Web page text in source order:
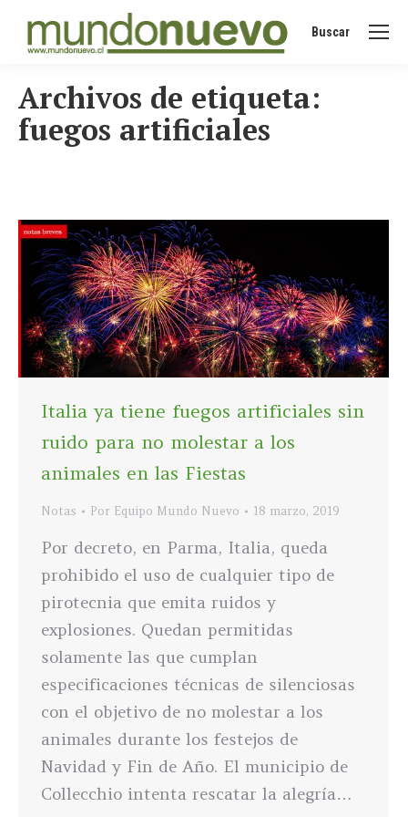
Buscar:
Buscar
Archivos de etiqueta:
fuegos artificiales
Italia ya tiene fuegos artificiales sin
ruido para no molestar a los
animales en las Fiestas
Notas Por Equipo Mundo Nuevo 18 marzo, 2019
Por decreto, en Parma, Italia, queda
prohibido el uso de cualquier tipo de
pirotecnia que emita ruidos y
explosiones. Quedan permitidas
solamente las que cumplan
especificaciones técnicas de silenciosas
con el objetivo de no molestar a los
animales durante los festejos de
Navidad y Fin de Año. El municipio de
Collecchio intenta rescatar la alegría…